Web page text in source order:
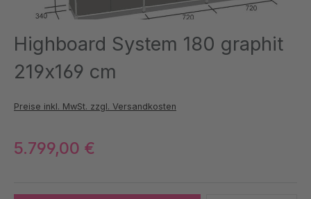
Highboard System 180 graphit
219x169 cm
Preise inkl. MwSt. zzgl. Versandkosten
5.799,00 €